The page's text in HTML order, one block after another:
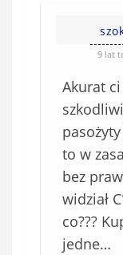
9 lat
Akurat
to w
bez
widział
co???
jedne…